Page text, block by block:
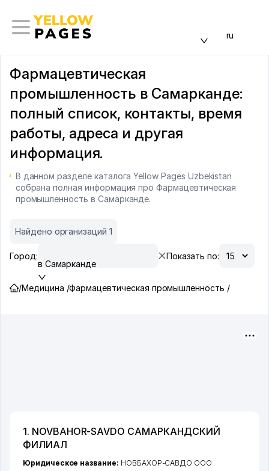
ru
Фармацевтическая
промышленность в Самарканде:
полный список, контакты, время
работы, адреса и другая
информация.
В данном разделе каталога Yellow Pages Uzbekistan
собрана полная информация про Фармацевтическая
промышленность в Самарканде.
Найдено организаций 1
Город:
в Самарканде
Показать по:
/Медицина /Фармацевтическая промышленность /
1. NOVBAHOR-SAVDO САМАРКАНДСКИЙ
ФИЛИАЛ
Юридическое название: НОВБАХОР-САВДО ООО